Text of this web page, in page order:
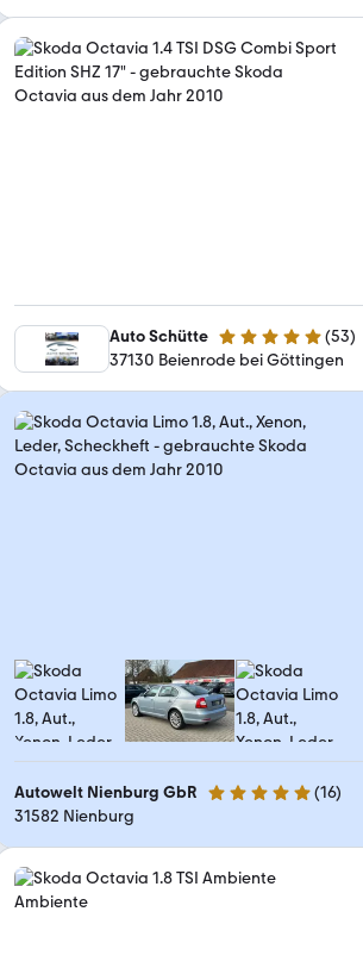
Auto Schütte 5 Sterne (53)
37130 Beienrode bei Göttingen
Autowelt Nienburg GbR 4.8 Sterne (16)
31582 Nienburg